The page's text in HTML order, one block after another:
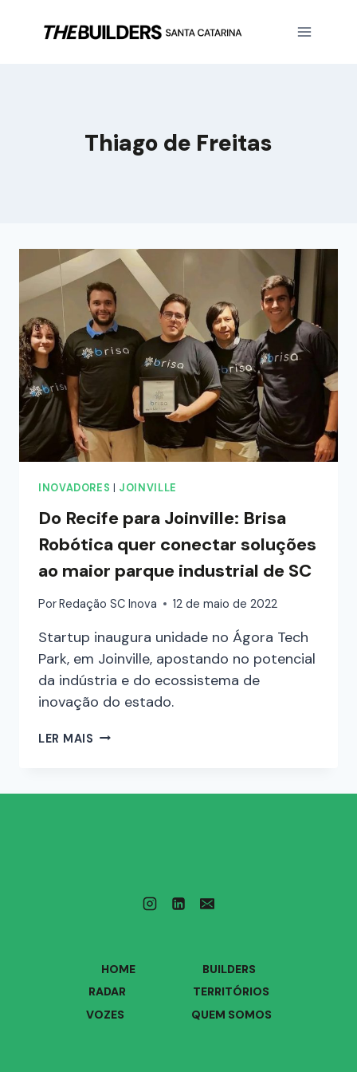
Thiago de Freitas
INOVADORES JOINVILLE
Do Recife para Joinville: Brisa
Robótica quer conectar soluções
ao maior parque industrial de SC
PorRedação SC Inova 12 de maio de 2022
Startup inaugura unidade no Ágora Tech
Park, em Joinville, apostando no potencial
da indústria e do ecossistema de
inovação do estado.
LER MAIS
HOME
BUILDERS
RADAR
TERRITÓRIOS
VOZES
QUEM SOMOS